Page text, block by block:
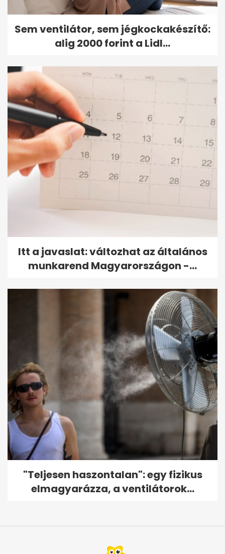
Sem ventilátor, sem jégkockakészítő:
alig 2000 forint a Lidl...
Itt a javaslat: változhat az általános
munkarend Magyarországon -...
"Teljesen haszontalan": egy fizikus
elmagyarázza, a ventilátorok...